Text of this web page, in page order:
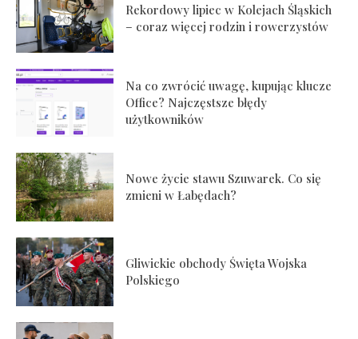
Rekordowy lipiec w Kolejach Śląskich
– coraz więcej rodzin i rowerzystów
Na co zwrócić uwagę, kupując klucze
Office? Najczęstsze błędy
użytkowników
Nowe życie stawu Szuwarek. Co się
zmieni w Łabędach?
Gliwickie obchody Święta Wojska
Polskiego